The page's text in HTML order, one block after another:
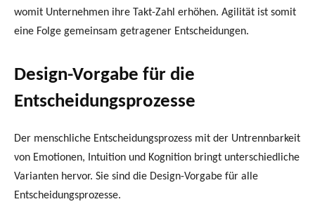
womit Unternehmen ihre Takt-Zahl erhöhen. Agilität ist somit
eine Folge gemeinsam getragener Entscheidungen.
Design-Vorgabe für die
Entscheidungsprozesse
Der menschliche Entscheidungsprozess mit der Untrennbarkeit
von Emotionen, Intuition und Kognition bringt unterschiedliche
Varianten hervor. Sie sind die Design-Vorgabe für alle
Entscheidungsprozesse.